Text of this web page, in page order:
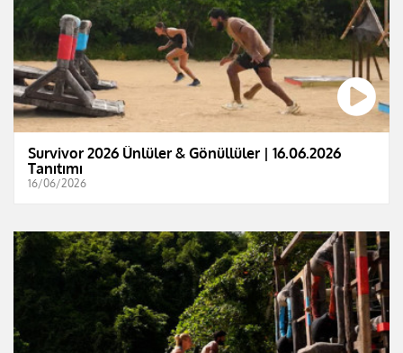
Survivor 2026 Ünlüler & Gönüllüler | 16.06.2026
Tanıtımı
16/06/2026